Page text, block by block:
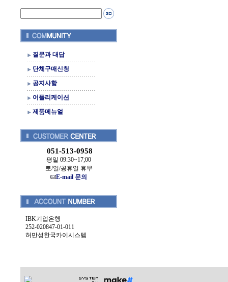
질문과 대답
단체구매신청
공지사항
어플리케이션
제품메뉴얼
051-513-0958
평일 09:30~17;00
토/일/공휴일 휴무
E-mail 문의
IBK기업은행
252-020847-01-011
허만성한국카이시스템